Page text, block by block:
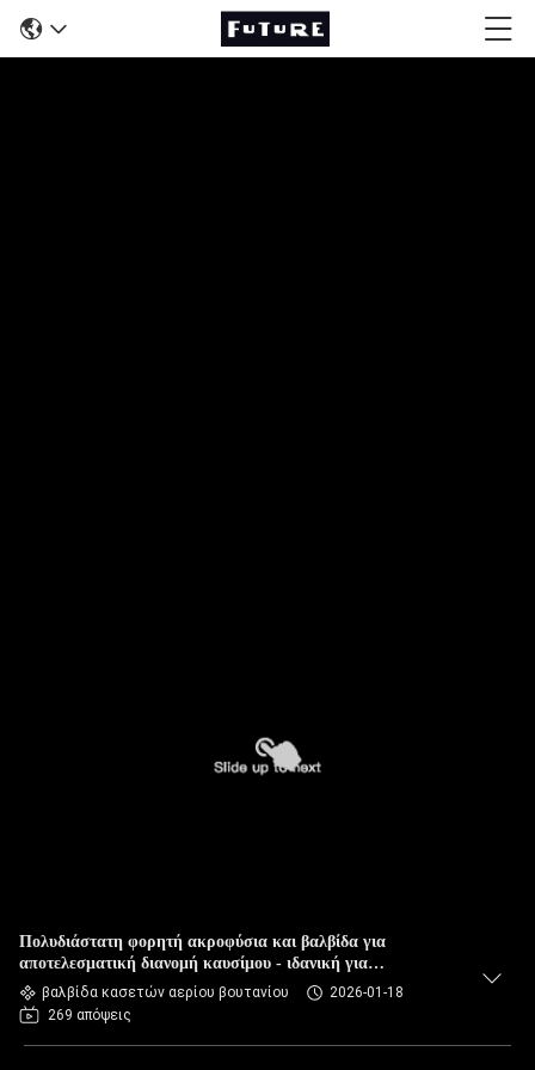
Πολυδιάστατη φορητή ακροφύσια και βαλβίδα για
αποτελεσματική διανομή καυσίμου - ιδανική για
δραστηριότητες εξωτερικού
βαλβίδα κασετών αερίου βουτανίου
2026-01-18
269 απόψεις